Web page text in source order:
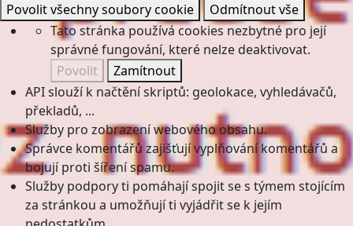
Povolit všechny soubory cookie
Odmítnout vše
Tato stránka používá cookies nezbytné pro její
správné fungování, které nelze deaktivovat.
Povolit
Zamítnout
API slouží k načtění skriptů: geolokace, vyhledávačů,
překladů, ...
Služby pro zobrazení webového obsahu.
Správce komentářů zajišťují vyplňování komentářů a
bojují proti šíření spamu.
Služby podpory ti pomáhají spojit se s týmem stojícím
za stránkou a umožňují ti vyjádřit se k jejím